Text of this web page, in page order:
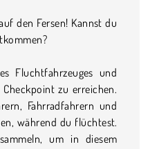
den Fersen! Kannst du
Fluchtfahrzeuges und
zu erreichen.
Fahrradfahrern und
während du flüchtest.
um in diesem